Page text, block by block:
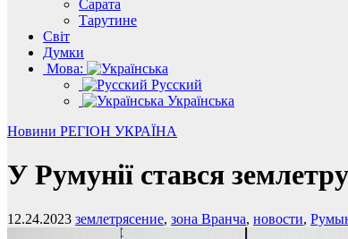
Сарата
Тарутине
Світ
Думки
Мова:
Русский
Українська
Новини РЕГІОН УКРАЇНА
У Румунії стався
12.24.2023 землетрясение, зона Вранча, новости,